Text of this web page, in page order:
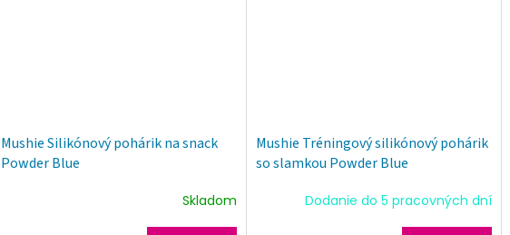
Mushie Silikónový pohárik na snack
Powder Blue
Skladom
Mushie Tréningový silikónový pohárik
so slamkou Powder Blue
Dodanie do 5 pracovných dní